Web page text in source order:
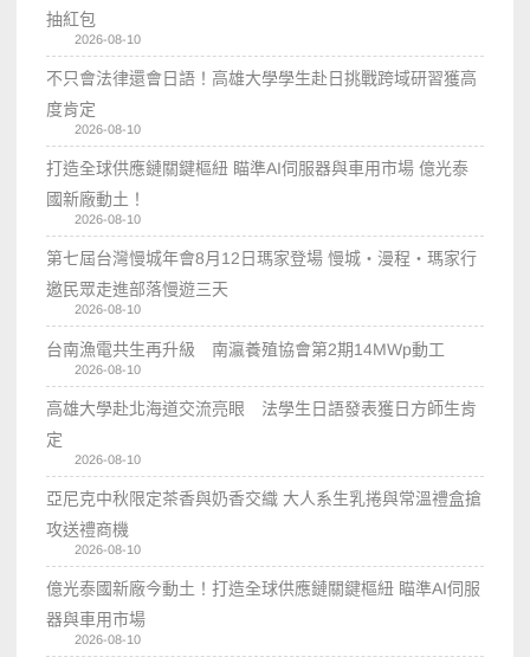
抽紅包
2026-08-10
不只會法律還會日語！高雄大學學生赴日挑戰跨域研習獲高
度肯定
2026-08-10
打造全球供應鏈關鍵樞紐 瞄準AI伺服器與車用市場 億光泰
國新廠動土！
2026-08-10
第七屆台灣慢城年會8月12日瑪家登場 慢城・漫程・瑪家行
邀民眾走進部落慢遊三天
2026-08-10
台南漁電共生再升級 南瀛養殖協會第2期14MWp動工
2026-08-10
高雄大學赴北海道交流亮眼 法學生日語發表獲日方師生肯
定
2026-08-10
亞尼克中秋限定茶香與奶香交織 大人系生乳捲與常溫禮盒搶
攻送禮商機
2026-08-10
億光泰國新廠今動土！打造全球供應鏈關鍵樞紐 瞄準AI伺服
器與車用市場
2026-08-10